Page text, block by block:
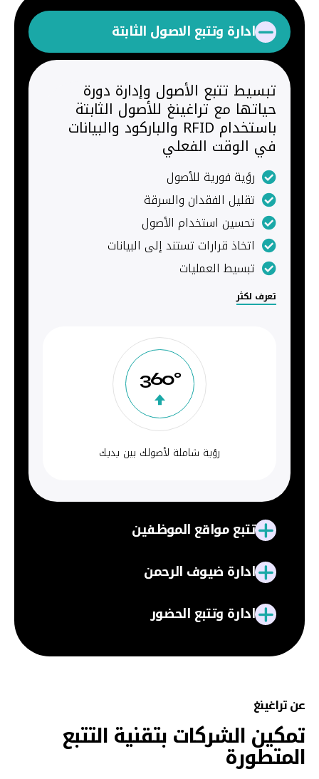
ادارة وتتبع الاصول الثابتة
تبسيط تتبع الأصول وإدارة دورة
حياتها مع تراغينغ للأصول الثابتة
باستخدام RFID والباركود والبيانات
في الوقت الفعلي
رؤية فورية للأصول
تقليل الفقدان والسرقة
تحسين استخدام الأصول
اتخاذ قرارات تستند إلى البيانات
تبسيط العمليات
تعرف لكثر
360°
رؤية شاملة لأصولك بين يديك
تتبع مواقع الموظفين
ادارة ضيوف الرحمن
ادارة وتتبع الحضور
عن تراغينغ
تمكين الشركات بتقنية التتبع
المتطورة